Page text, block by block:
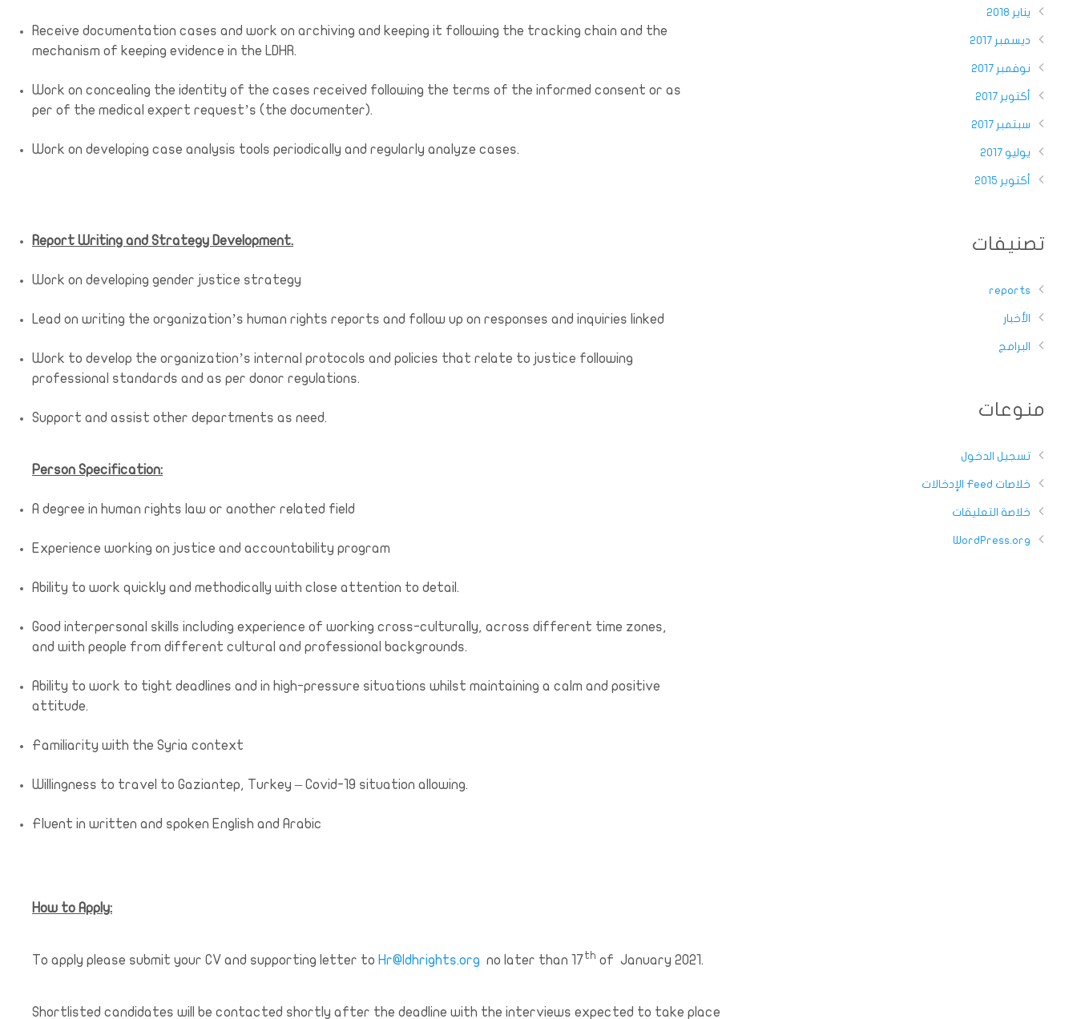
Receive documentation cases and work on archiving and keeping it following the tracking chain and the
mechanism of keeping evidence in the LDHR.
Work on concealing the identity of the cases received following the terms of the informed consent or as
per of the medical expert request’s (the documenter).
Work on developing case analysis tools periodically and regularly analyze cases.
Report Writing and Strategy Development.
Work on developing gender justice strategy
Lead on writing the organization’s human rights reports and follow up on responses and inquiries linked
Work to develop the organization’s internal protocols and policies that relate to justice following
professional standards and as per donor regulations.
Support and assist other departments as need.
Person Specification:
A degree in human rights law or another related field
Experience working on justice and accountability program
Ability to work quickly and methodically with close attention to detail.
Good interpersonal skills including experience of working cross-culturally, across different time zones,
and with people from different cultural and professional backgrounds.
Ability to work to tight deadlines and in high-pressure situations whilst maintaining a calm and positive
attitude.
Familiarity with the Syria context
Willingness to travel to Gaziantep, Turkey – Covid-19 situation allowing.
Fluent in written and spoken English and Arabic
How to Apply:
To apply please submit your CV and supporting letter to Hr@ldhrights.org no later than 17th of January 2021.
Shortlisted candidates will be contacted shortly after the deadline with the interviews expected to take place
يناير 2018
ديسمبر 2017
نوفمبر 2017
أكتوبر 2017
سبتمبر 2017
يوليو 2017
أكتوبر 2015
تصنيفات
reports
الأخبار
البرامج
منوعات
تسجيل الدخول
خلاصات Feed الإدخالات
خلاصة التعليقات
WordPress.org